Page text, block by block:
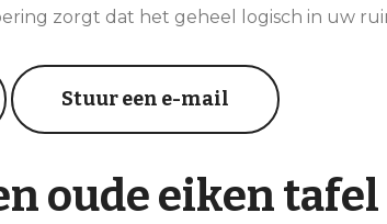
zorgt dat het geheel logisch in uw
Stuur een e-mail
oude eiken